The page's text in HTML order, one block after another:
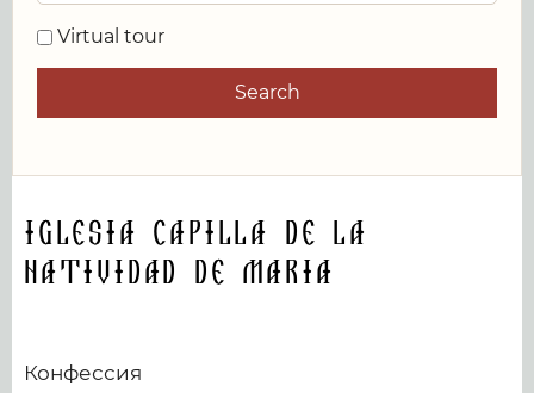
Virtual tour
Search
Iglesia Capilla de la
Natividad de Maria
Конфессия